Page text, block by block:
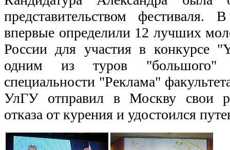
представительством
впервые определили 12 лучших
России для участия в конкурсе
одним из туров "большого"
специальности "Реклама"
УлГУ отправил в Москву свои
отказа от курения и удостоился